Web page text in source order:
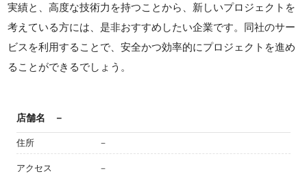
実績と、高度な技術力を持つことから、新しいプロジェクトを
考えている方には、是非おすすめしたい企業です。同社のサー
ビスを利用することで、安全かつ効率的にプロジェクトを進め
ることができるでしょう。
店舗名 －
住所 －
アクセス －